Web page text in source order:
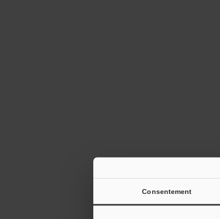
Consentement